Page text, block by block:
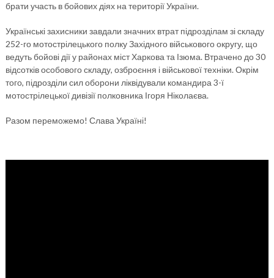
брати участь в бойових діях на території України.
Українські захисники завдали значних втрат підрозділам зі складу
252-го мотострілецького полку Західного військового округу, що
ведуть бойові дії у районах міст Харкова та Ізюма. Втрачено до 30
відсотків особового складу, озброєння і військової техніки. Окрім
того, підрозділи сил оборони ліквідували командира 3-ї
мотострілецької дивізії полковника Ігоря Ніколаєва.
Разом переможемо! Слава Україні!